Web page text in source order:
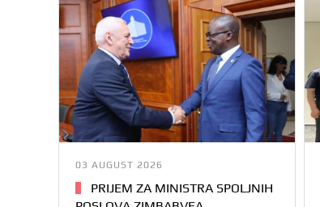
03 AUGUST 2026
PRIJEM ZA MINISTRA SPOLJNIH